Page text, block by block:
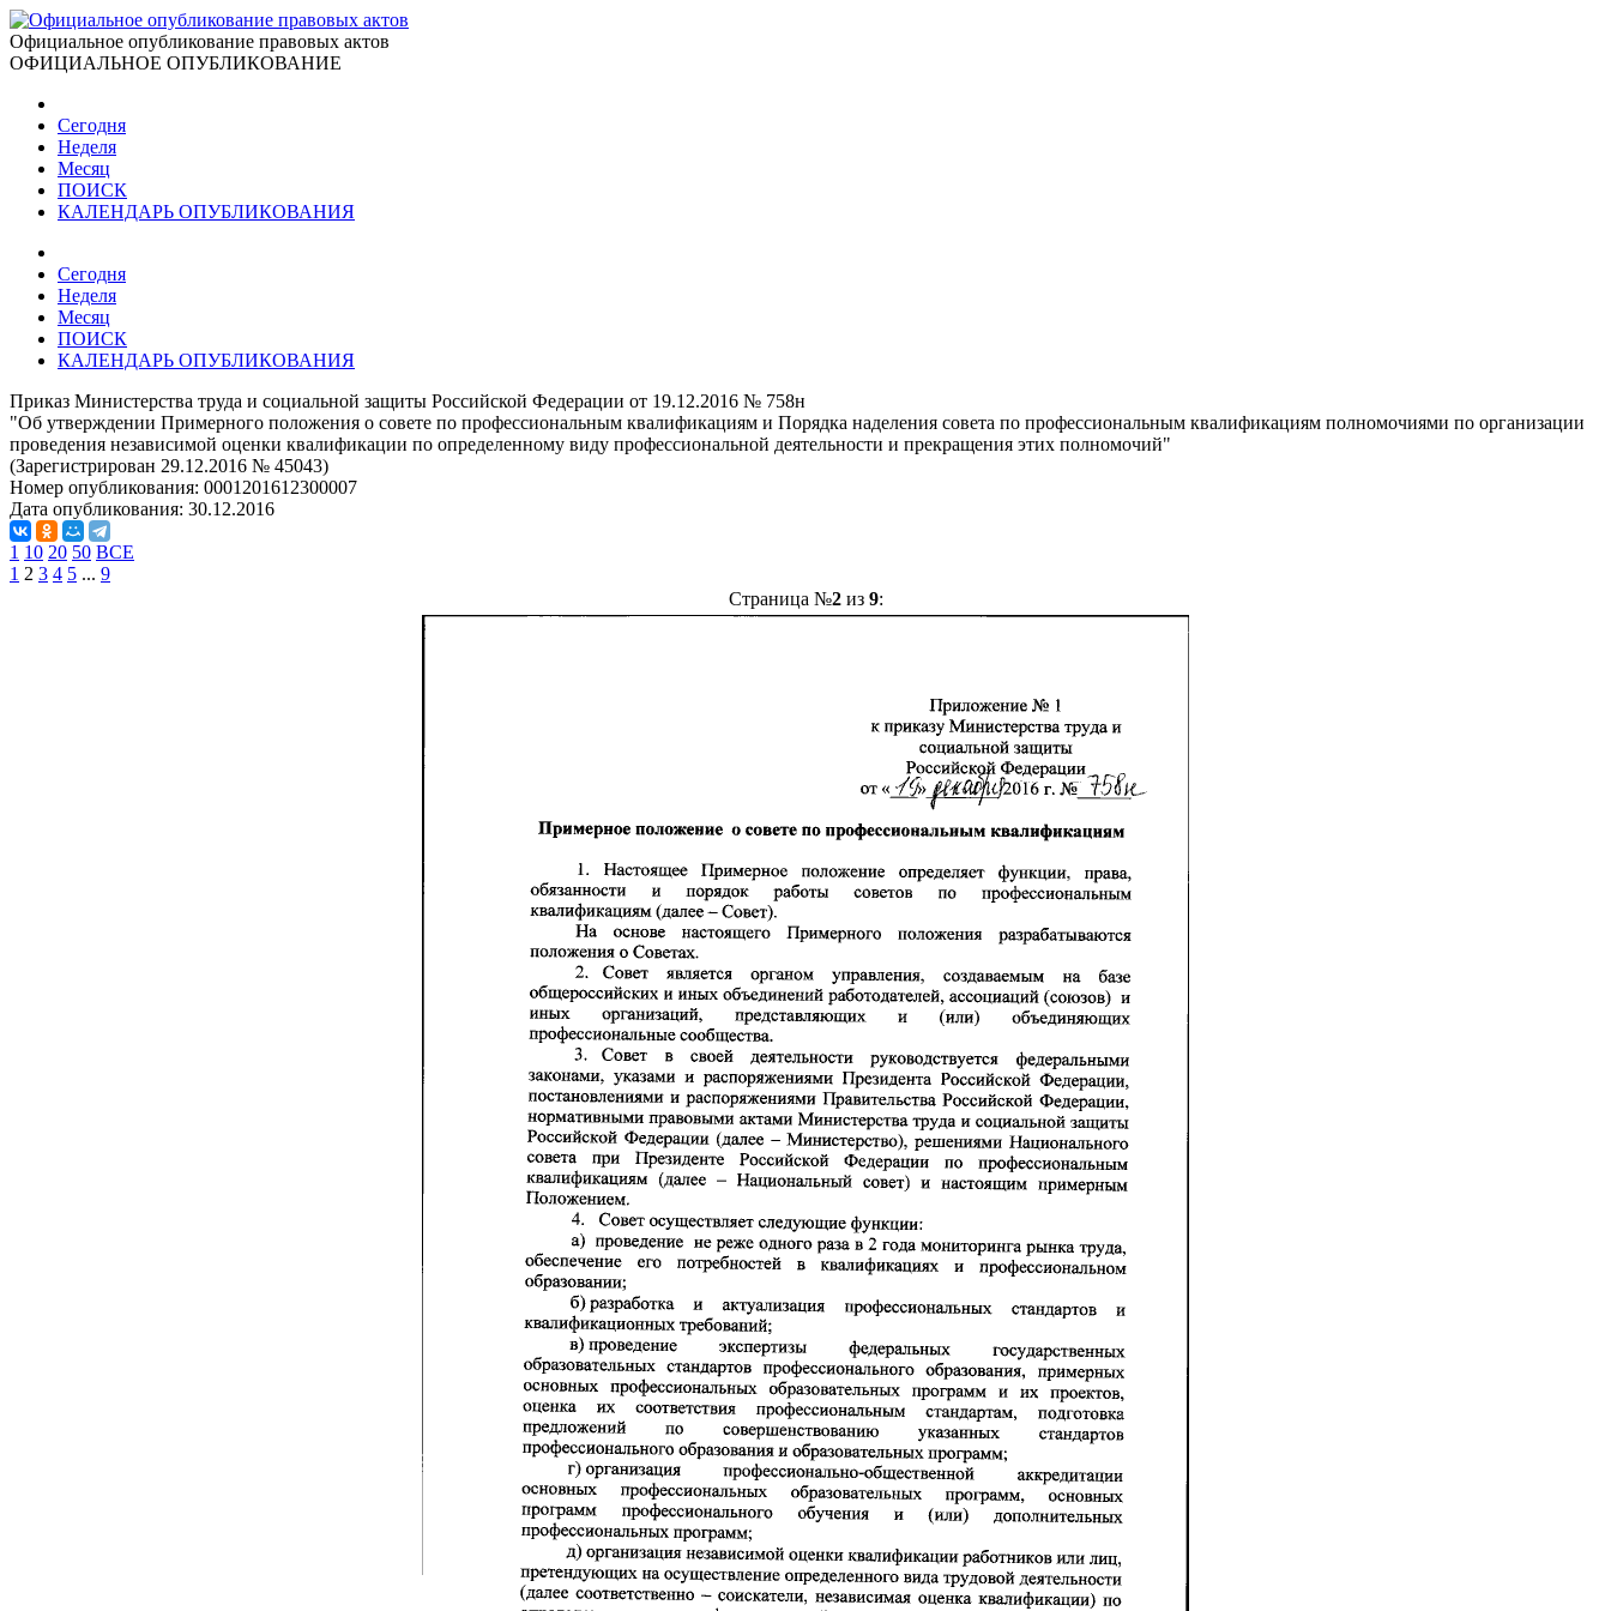
Официальное опубликование правовых актов
ОФИЦИАЛЬНОЕ ОПУБЛИКОВАНИЕ
Сегодня
Неделя
Месяц
ПОИСК
КАЛЕНДАРЬ ОПУБЛИКОВАНИЯ
Сегодня
Неделя
Месяц
ПОИСК
КАЛЕНДАРЬ ОПУБЛИКОВАНИЯ
Приказ Министерства труда и социальной защиты Российской Федерации от 19.12.2016 № 758н
"Об утверждении Примерного положения о совете по профессиональным квалификациям и Порядка наделения совета по профессиональным квалификациям полномочиями по организации
проведения независимой оценки квалификации по определенному виду профессиональной деятельности и прекращения этих полномочий"
(Зарегистрирован 29.12.2016 № 45043)
Номер опубликования: 0001201612300007
Дата опубликования: 30.12.2016
1 10 20 50 ВСЕ
1 2 3 4 5 ... 9
Страница №2из 9: